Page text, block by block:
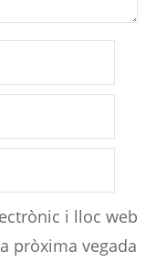
i lloc web
pròxima vegada